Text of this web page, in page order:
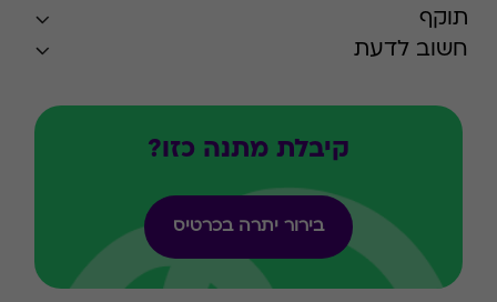
תוקף
חשוב לדעת
קיבלת מתנה כזו?
בירור יתרה בכרטיס